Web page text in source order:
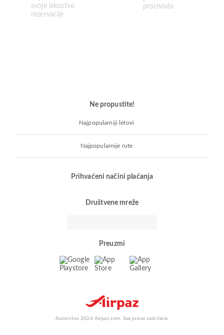
Ne propustite!
Najpopularniji letovi
Najpopularnije rute
Prihvaćeni načini plaćanja
Društvene mreže
Preuzmi
Autorstvo 2026 Airpaz.com. Sva prava zadržana.